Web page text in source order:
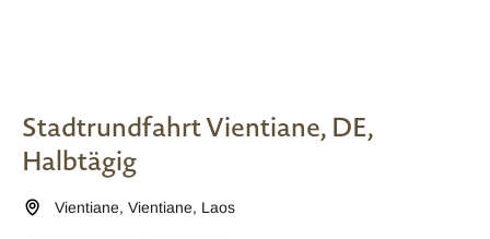
Stadtrundfahrt Vientiane, DE,
Halbtägig
Vientiane,Vientiane, Laos